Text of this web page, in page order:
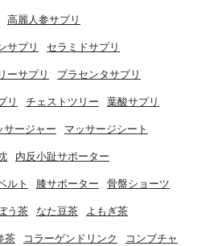
高麗人参サプリ
サプリ セラミドサプリ
ーサプリ プラセンタサプリ
リ チェストツリー 葉酸サプリ
サージャー マッサージシート
内反小趾サポーター
ルト 膝サポーター 骨盤ショーツ
う茶 なた豆茶 よもぎ茶
茶 コラーゲンドリンク コンブチャ